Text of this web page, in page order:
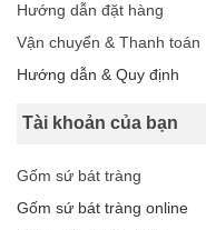
Hướng dẫn đặt hàng
Vận chuyển & Thanh toán
Hướng dẫn & Quy định
Tài khoản của bạn
Gốm sứ bát tràng
Gốm sứ bát tràng online